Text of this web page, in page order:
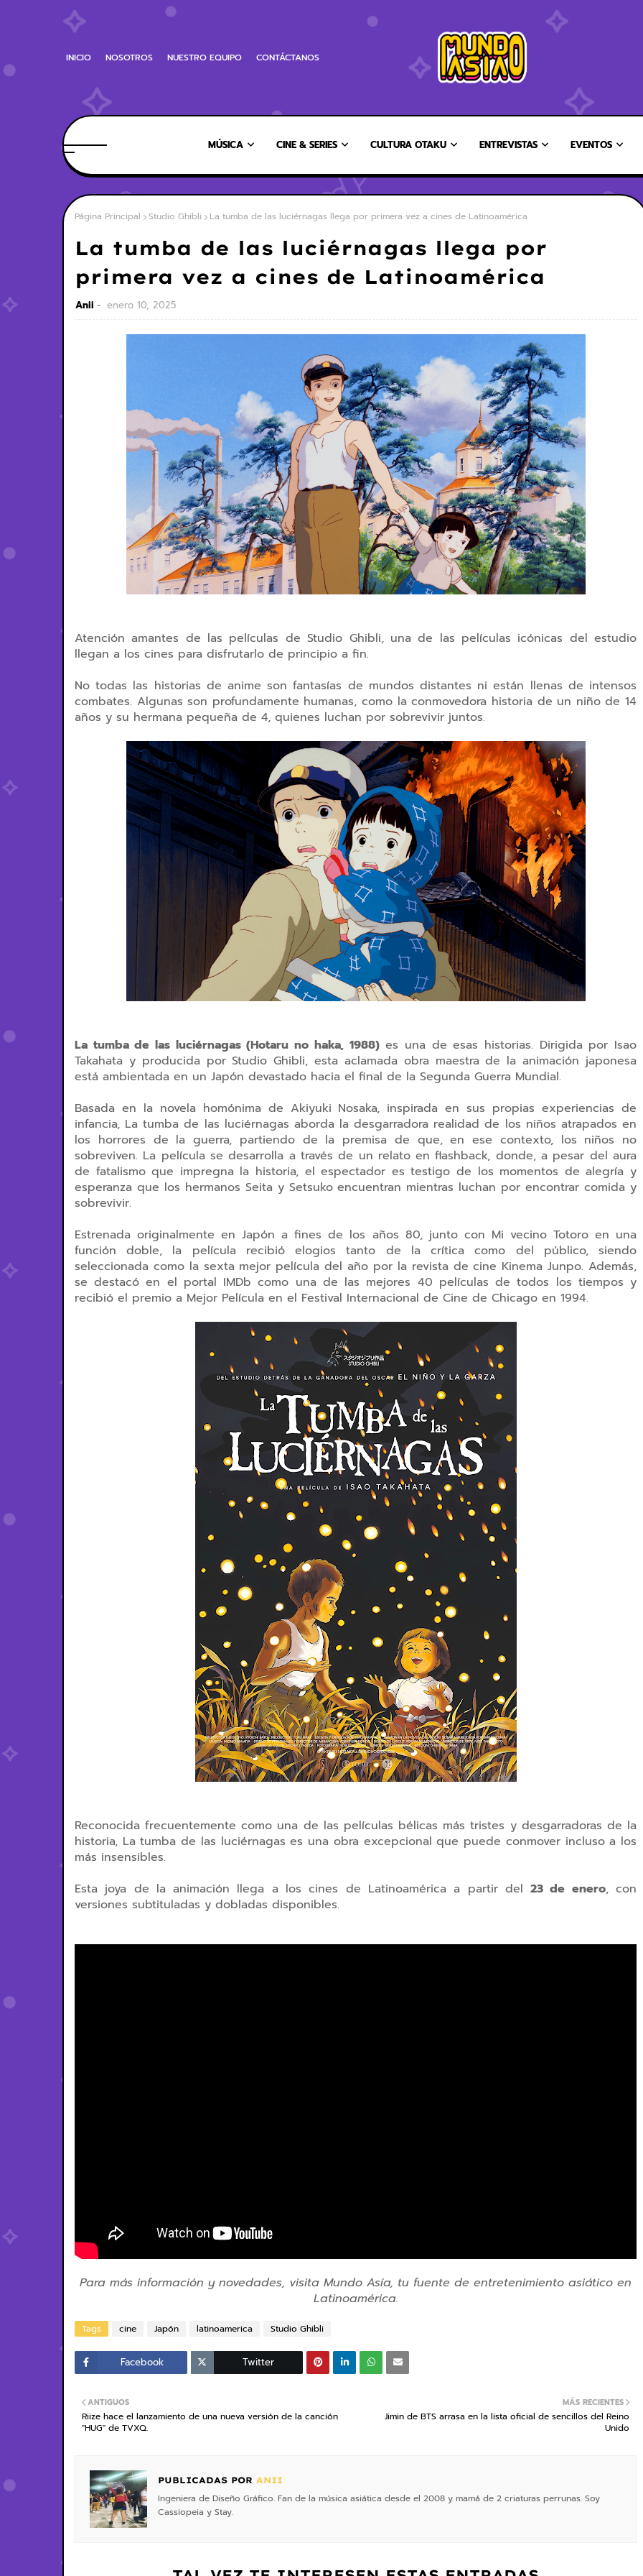
INICIO NOSOTROS NUESTRO EQUIPO CONTÁCTANOS
MÚSICA CINE & SERIES CULTURA OTAKU ENTREVISTAS EVENTOS
Página Principal Studio Ghibli La tumba de las luciérnagas llega por primera vez a cines de Latinoamérica
La tumba de las luciérnagas llega por
primera vez a cines de Latinoamérica
Anii enero 10, 2025
Atención amantes de las películas de Studio Ghibli, una de las películas icónicas del estudio
llegan a los cines para disfrutarlo de principio a fin.
No todas las historias de anime son fantasías de mundos distantes ni están llenas de intensos
combates. Algunas son profundamente humanas, como la conmovedora historia de un niño de 14
años y su hermana pequeña de 4, quienes luchan por sobrevivir juntos.
La tumba de las luciérnagas (Hotaru no haka, 1988)es una de esas historias. Dirigida por Isao
Takahata y producida por Studio Ghibli, esta aclamada obra maestra de la animación japonesa
está ambientada en un Japón devastado hacia el final de la Segunda Guerra Mundial.
Basada en la novela homónima de Akiyuki Nosaka, inspirada en sus propias experiencias de
infancia, La tumba de las luciérnagas aborda la desgarradora realidad de los niños atrapados en
los horrores de la guerra, partiendo de la premisa de que, en ese contexto, los niños no
sobreviven. La película se desarrolla a través de un relato en flashback, donde, a pesar del aura
de fatalismo que impregna la historia, el espectador es testigo de los momentos de alegría y
esperanza que los hermanos Seita y Setsuko encuentran mientras luchan por encontrar comida y
sobrevivir.
Estrenada originalmente en Japón a fines de los años 80, junto con Mi vecino Totoro en una
función doble, la película recibió elogios tanto de la crítica como del público, siendo
seleccionada como la sexta mejor película del año por la revista de cine Kinema Junpo. Además,
se destacó en el portal IMDb como una de las mejores 40 películas de todos los tiempos y
recibió el premio a Mejor Película en el Festival Internacional de Cine de Chicago en 1994.
Reconocida frecuentemente como una de las películas bélicas más tristes y desgarradoras de la
historia, La tumba de las luciérnagas es una obra excepcional que puede conmover incluso a los
más insensibles.
Esta joya de la animación llega a los cines de Latinoamérica a partir del23 de enero, con
versiones subtituladas y dobladas disponibles.
Para más información y novedades, visita Mundo Asía, tu fuente de entretenimiento asiático en
Latinoamérica.
Tags cine Japón latinoamerica Studio Ghibli
Facebook Twitter
MÁS RECIENTES
Jimin de BTS arrasa en la lista oficial de sencillos del Reino
Unido
ANTIGUOS
Riize hace el lanzamiento de una nueva versión de la canción
"HUG" de TVXQ.
PUBLICADAS POR ANII
Ingeniera de Diseño Gráfico. Fan de la música asiática desde el 2008 y mamá de 2 criaturas perrunas. Soy
Cassiopeia y Stay.